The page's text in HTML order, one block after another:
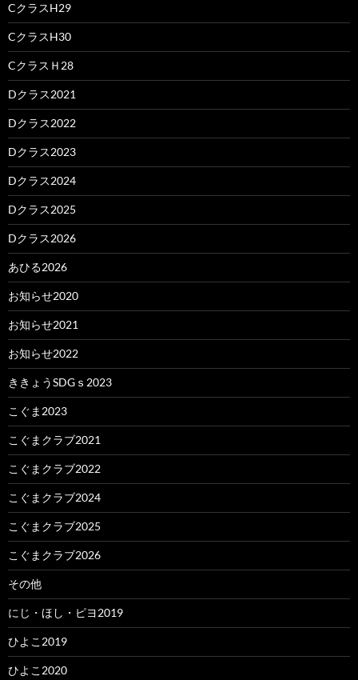
CクラスH29
CクラスH30
CクラスＨ28
Dクラス2021
Dクラス2022
Dクラス2023
Dクラス2024
Dクラス2025
Dクラス2026
あひる2026
お知らせ2020
お知らせ2021
お知らせ2022
ききょうSDGｓ2023
こぐま2023
こぐまクラブ2021
こぐまクラブ2022
こぐまクラブ2024
こぐまクラブ2025
こぐまクラブ2026
その他
にじ・ほし・ピヨ2019
ひよこ2019
ひよこ2020